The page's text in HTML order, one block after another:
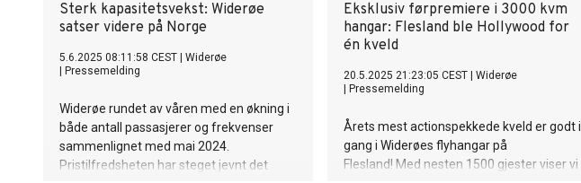
Sterk kapasitetsvekst: Widerøe
satser videre på Norge
5.6.2025 08:11:58 CEST
Widerøe
Pressemelding
Widerøe rundet av våren med en økning i
både antall passasjerer og frekvenser
sammenlignet med mai 2024.
Pristilfredsheten har steget jevnt det
Eksklusiv førpremiere i 3000 kvm
hangar: Flesland ble Hollywood for
én kveld
20.5.2025 21:23:05 CEST
Widerøe
Pressemelding
Årets mest actionspekkede kveld er godt i
gang i Widerøes flyhangar på
Flesland! Med nesten 1500 gjester viser vi